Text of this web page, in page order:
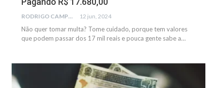
RODRIGO CAMPOS 12 jun, 2024
Não quer tomar multa? Tome cuidado, porque tem valores
que podem passar dos 17 mil reais e pouca gente sabe a…